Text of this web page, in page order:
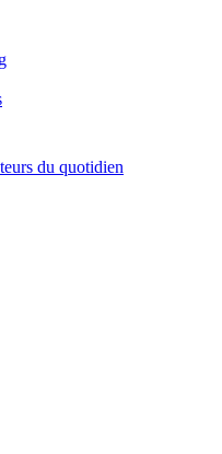
du quotidien